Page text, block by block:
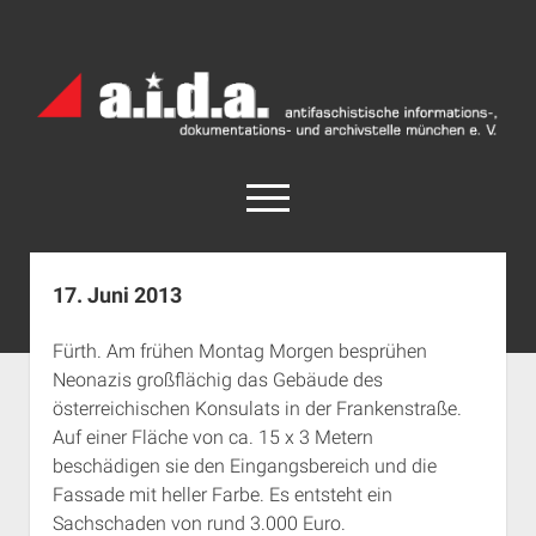
Archiv
München
open
menu
facebook
rss info@aida-archiv.de
Aktuelles
Termine
open
dropdown
menu
Antifaschistische Termine im Süden
Antifaschistische Termine in München
Rechte Termine im Süden
Chronologie
Das Archiv
open
dropdown
menu
a.i.d.a. e. V. unterstützen
Impressum
17. Juni 2013
Fürth. Am frühen Montag Morgen besprühen
Neonazis großflächig das Gebäude des
österreichischen Konsulats in der Frankenstraße.
Auf einer Fläche von ca. 15 x 3 Metern
beschädigen sie den Eingangsbereich und die
Fassade mit heller Farbe. Es entsteht ein
Sachschaden von rund 3.000 Euro.